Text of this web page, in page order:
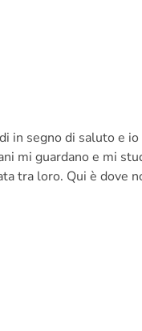
in segno di saluto e
mi guardano e mi
tra loro. Qui è dove